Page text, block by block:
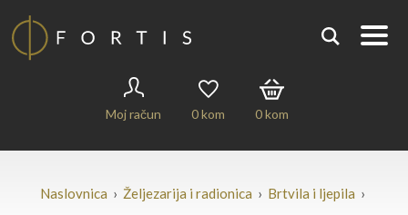
Moj račun 0kom 0kom
Naslovnica › Željezarija i radionica › Brtvila i ljepila ›